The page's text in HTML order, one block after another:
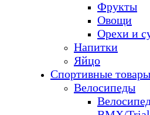
Фрукты
Овощи
Орехи и
Напитки
Яйцо
Спортивные товары
Велосипеды